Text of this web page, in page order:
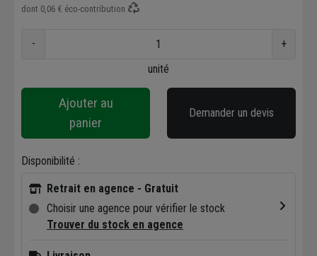
dont 0,06 € éco-contribution
-
+
unité
Ajouter au
panier
Demander un devis
Disponibilité :
Retrait en agence - Gratuit
Choisir une agence pour vérifier le stock
Trouver du stock en agence